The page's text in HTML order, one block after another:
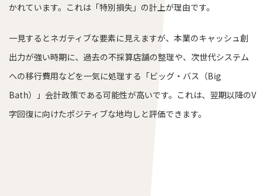
かれています。これは「特別損失」の計上が理由です。
一見するとネガティブな要素に見えますが、本業のキャッシュ創
出力が強い時期に、過去の不採算店舗の整理や、次世代システム
への移行費用などを一気に処理する「ビッグ・バス（Big
Bath）」会計政策である可能性が高いです。これは、翌期以降のV
字回復に向けたポジティブな地均しと評価できます。